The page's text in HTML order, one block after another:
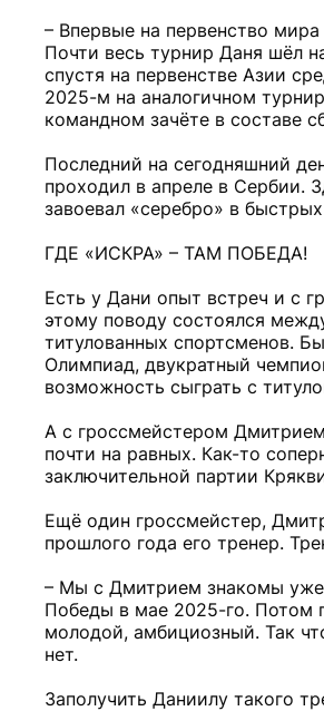
– Впервые на первенство
Почти весь турнир Даня шёл
спустя на первенстве Азии
2025-м на аналогичном
командном зачёте в составе
Последний на сегодняшний
проходил в апреле в Сербии.
завоевал «серебро» в
ГДЕ «ИСКРА» – ТАМ ПОБЕДА!
Есть у Дани опыт встреч и с
этому поводу состоялся
титулованных спортсменов.
Олимпиад, двукратный
возможность сыграть с
А с гроссмейстером
почти на равных. Как-то
заключительной партии
Ещё один гроссмейстер,
прошлого года его тренер.
– Мы с Дмитрием знакомы уже
Победы в мае 2025-го. Потом
молодой, амбициозный. Так
нет.
Заполучить Даниилу такого